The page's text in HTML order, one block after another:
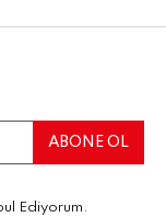
Ediyorum.